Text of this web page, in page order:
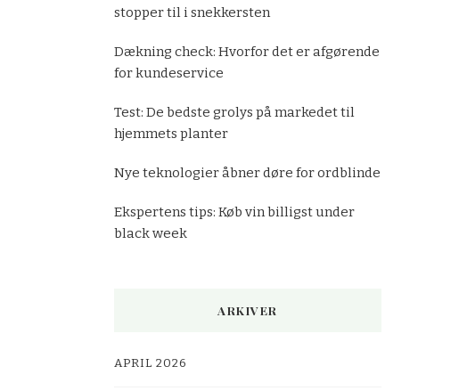
stopper til i snekkersten
Dækning check: Hvorfor det er afgørende
for kundeservice
Test: De bedste grolys på markedet til
hjemmets planter
Nye teknologier åbner døre for ordblinde
Ekspertens tips: Køb vin billigst under
black week
ARKIVER
APRIL 2026